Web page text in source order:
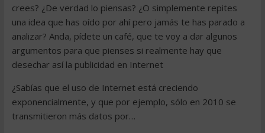
crees? ¿De verdad lo piensas? ¿O simplemente repites
una idea que has oído por ahí pero jamás te has parado a
analizar? Anda, pídete un café, que te voy a dar algunos
argumentos para que pienses si realmente hay que
desechar así la publicidad en Internet
¿Sabías que el uso de Internet está creciendo
exponencialmente, y que por ejemplo, sólo en 2010 se
transmitieron más datos por…